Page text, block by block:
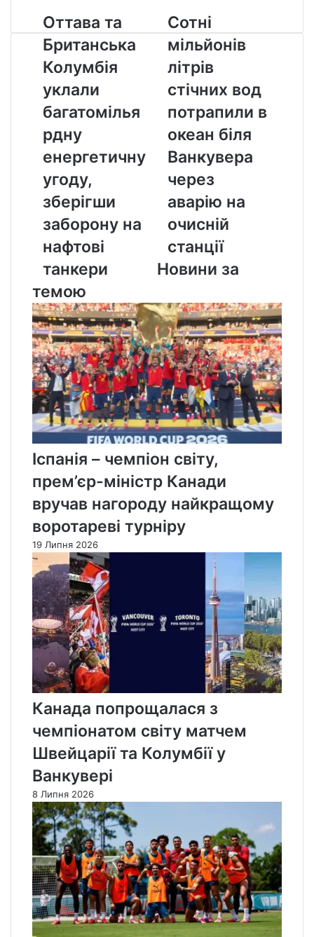
Оттава
та
Британська
Колумбія
уклали
багатомільярдну
енергетичну
угоду,
зберігши
на
нафтові
танкери
Оттава та
Британська
Колумбія
уклали
багатомілья
рдну
енергетичну
угоду,
зберігши
заборону на
нафтові
танкери
Сотні
мільйонів
літрів
стічних
вод
потрапили
в
океан
біля
Ванкувера
через
аварію
очисній
станції
Сотні
мільйонів
літрів
стічних вод
потрапили в
океан біля
Ванкувера
через
аварію на
очисній
станції
Новини за
темою
Іспанія – чемпіон світу,
прем’єр-міністр Канади
вручав нагороду найкращому
воротареві турніру
19 Липня 2026
Канада попрощалася з
чемпіонатом світу матчем
Швейцарії та Колумбії у
Ванкувері
8 Липня 2026